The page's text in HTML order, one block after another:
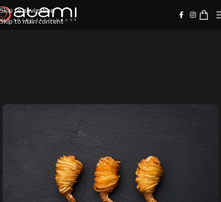
Skip to navigation
Skip to main content